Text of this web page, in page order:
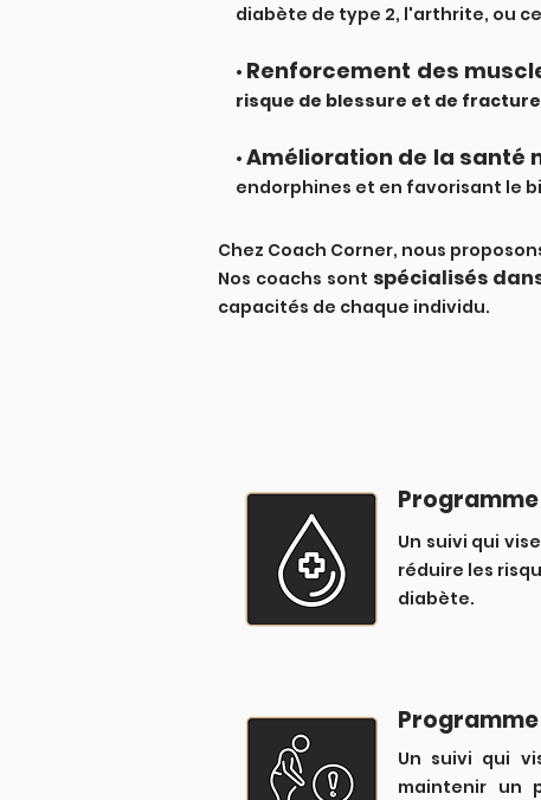
diabète de type 2, l'arthrite, ou
• Renforcement des
risque de blessure et de fracture
•Amélioration de la santé
endorphines et en favorisant le
Chez Coach Corner, nous
Nos coachs sont spécialisés
capacités de chaque individu.
Un suivi qui
réduire les
diabète.
Un suivi qui
maintenir un